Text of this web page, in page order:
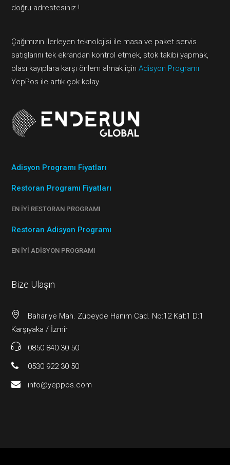
doğru adrestesiniz !
Çağımızın ilerleyen teknolojisi ile masa ve paket servis
satışlarını tek ekrandan kontrol etmek, stok takibi yapmak,
olası kayıplara karşı önlem almak içinAdisyon Programı
YepPos ile artık çok kolay.
Adisyon Programı Fiyatları
Restoran Programı Fiyatları
EN İYI RESTORAN PROGRAMI
Restoran Adisyon Programı
EN İYI ADISYON PROGRAMI
Bize Ulaşın
Bahariye Mah. Zübeyde Hanım Cad. No:12 Kat:1 D:1
Karşıyaka / İzmir
0850 840 30 50
0530 922 30 50
info@yeppos.com